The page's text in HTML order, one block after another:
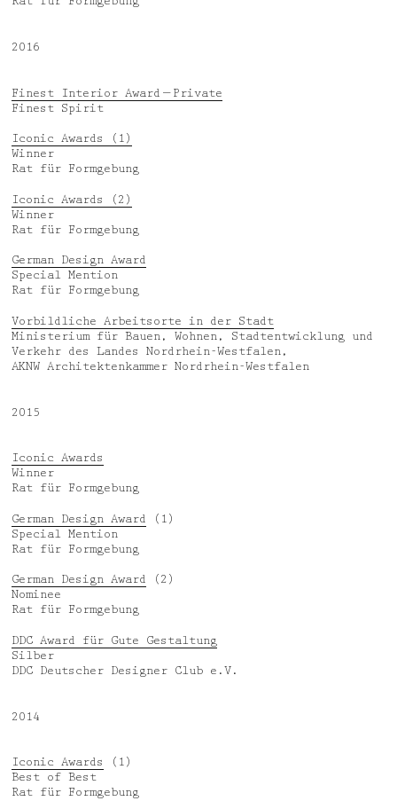
2016
Finest Interior Award — Private
Finest Spirit
Iconic Awards (1)
Winner
Rat für Formgebung
Iconic Awards (2)
Winner
Rat für Formgebung
German Design Award
Special Mention
Rat für Formgebung
Vorbildliche Arbeitsorte in der Stadt
Ministerium für Bauen, Wohnen, Stadtentwicklung und
Verkehr des Landes Nordrhein-Westfalen,
AKNW Architektenkammer Nordrhein-Westfalen
2015
Iconic Awards
Winner
Rat für Formgebung
German Design Award (1)
Special Mention
Rat für Formgebung
German Design Award (2)
Nominee
Rat für Formgebung
DDC Award für Gute Gestaltung
Silber
DDC Deutscher Designer Club e.V.
2014
Iconic Awards (1)
Best of Best
Rat für Formgebung